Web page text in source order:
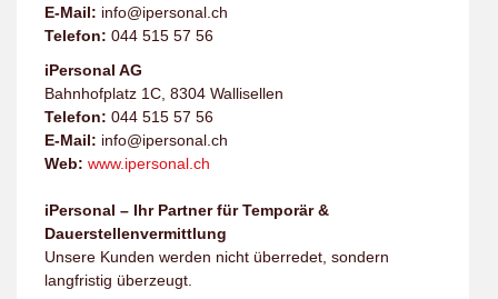
E-Mail: info@ipersonal.ch
Telefon: 044 515 57 56
iPersonal AG
Bahnhofplatz 1C, 8304 Wallisellen
Telefon: 044 515 57 56
E-Mail: info@ipersonal.ch
Web: www.ipersonal.ch
iPersonal – Ihr Partner für Temporär &
Dauerstellenvermittlung
Unsere Kunden werden nicht überredet, sondern
langfristig überzeugt.